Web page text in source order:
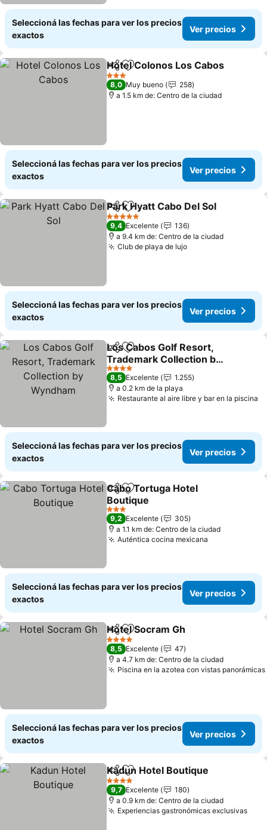
Seleccioná las fechas para ver los precios
exactos
Ver precios
CompartirAñadir a favoritos
Hotel Colonos Los Cabos
3 Estrellas
8,0 Muy bueno
258
a 1.5 km de: Centro de la ciudad
Seleccioná las fechas para ver los precios
exactos
Ver precios
CompartirAñadir a favoritos
Park Hyatt Cabo Del Sol
5 Estrellas
9,4 Excelente
136
a 9.4 km de: Centro de la ciudad
Club de playa de lujoVer precios
Seleccioná las fechas para ver los precios
exactos
Ver precios
CompartirAñadir a favoritos
Los Cabos Golf Resort,
Trademark Collection by
Wyndham
Ver precios
4 Estrellas
8,5 Excelente
1.255
a 0.2 km de la playa
Restaurante al aire libre y bar en la piscina
Seleccioná las fechas para ver los precios
exactos
Ver precios
CompartirAñadir a favoritos
Cabo Tortuga Hotel
Boutique
Ver precios
3 Estrellas
9,2 Excelente
305
a 1.1 km de: Centro de la ciudad
Auténtica cocina mexicana
Seleccioná las fechas para ver los precios
exactos
Ver precios
CompartirAñadir a favoritos
Hotel Socram Gh
4 Estrellas
8,5 Excelente
47
a 4.7 km de: Centro de la ciudad
Piscina en la azotea con vistas panorámicas
Seleccioná las fechas para ver los precios
exactos
Ver precios
CompartirAñadir a favoritos
Kadun Hotel Boutique
4 Estrellas
9,7 Excelente
180
a 0.9 km de: Centro de la ciudad
Experiencias gastronómicas exclusivasVer